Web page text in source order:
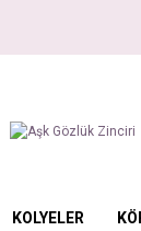
KOLYELER